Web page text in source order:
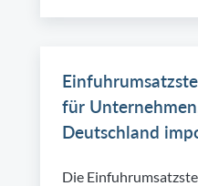
für
Deutschland
Die